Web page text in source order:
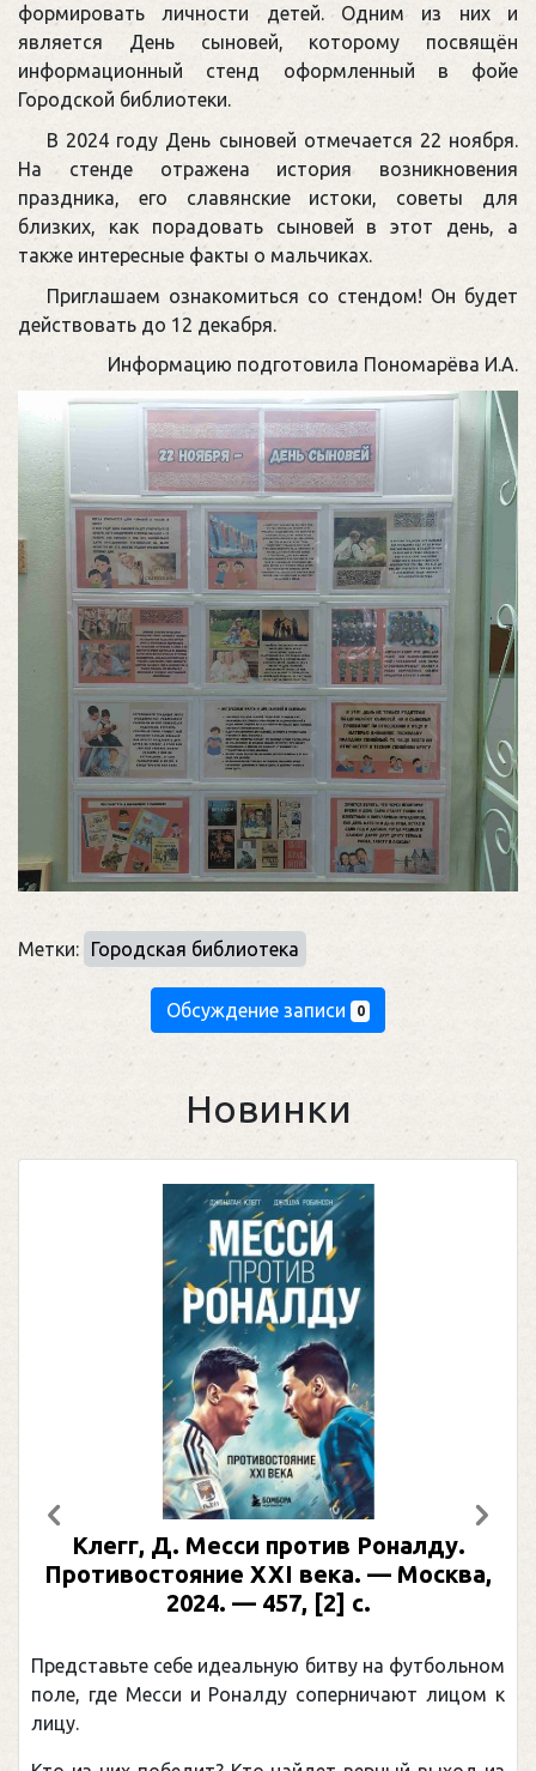
формировать личности детей. Одним из них и
является День сыновей, которому посвящён
информационный стенд оформленный в фойе
Городской библиотеки.
В 2024 году День сыновей отмечается 22 ноября.
На стенде отражена история возникновения
праздника, его славянские истоки, советы для
близких, как порадовать сыновей в этот день, а
также интересные факты о мальчиках.
Приглашаем ознакомиться со стендом! Он будет
действовать до 12 декабря.
Информацию подготовила Пономарёва И.А.
Метки: Городская библиотека
Обсуждение записи 0
Новинки
Клегг, Д. Месси против Роналду.
Противостояние XXI века. — Москва,
2024. — 457, [2] с.
Представьте себе идеальную битву на футбольном
поле, где Месси и Роналду соперничают лицом к
лицу.
Предыдущий